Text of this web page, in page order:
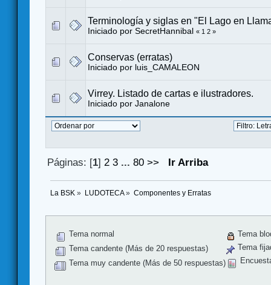
Terminología y siglas en "El Lago en
Iniciado por SecretHannibal « 1 2 »
Conservas (erratas)
Iniciado por luis_CAMALEON
Virrey. Listado de cartas e ilustradores.
Iniciado por Janalone
Páginas: [1] 2 3 ...80 >> Ir Arriba
La BSK » LUDOTECA» Componentes y Erratas
Tema normal
Tema candente (Más de 20 respuestas)
Tema muy candente (Más de 50 respuestas)
Tema
Tema